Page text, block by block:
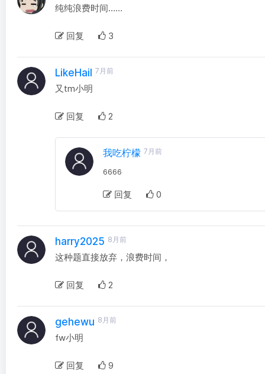
纯纯浪费时间……
回复 3
LikeHail 7月前
又tm小明
回复 2
我吃柠檬 7月前
6666
回复 0
harry2025 8月前
这种题直接放弃，浪费时间，
回复 2
gehewu 8月前
fw小明
回复 9